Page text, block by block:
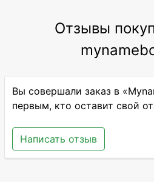
Отзывы
Вы совершали заказ в
первым, кто оставит свой
Написать отзыв